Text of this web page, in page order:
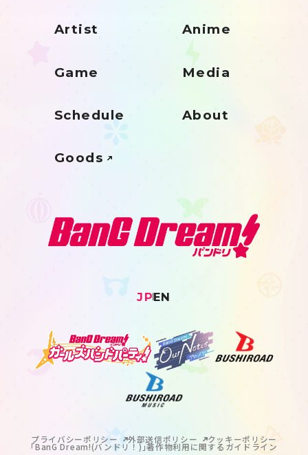
Artist Anime
Game Media
Schedule About
Goods
JPEN
プライバシーポリシー 外部送信ポリシー クッキーポリシー
｢BanG Dream!(バンドリ！)｣著作物利用に関するガイドライン